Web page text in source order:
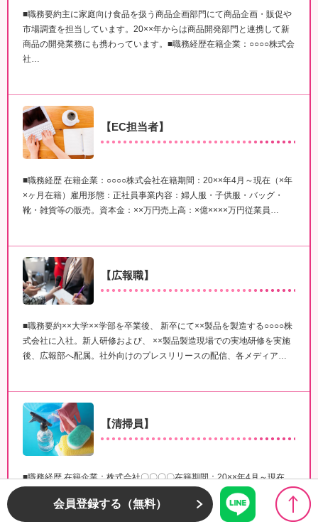
■職務要約主に家庭向け食品を扱う商品企画部門にて商品企画・販促や
市場調査を担当しています。20××年からは商品開発部門と連携して新
商品の開発業務にも携わっています。■職務経歴在籍企業：○○○○株式会
社…
【EC担当者】
■職務経歴 在籍企業：○○○○株式会社在籍期間：20××年4月～現在（×年
×ヶ月在籍）雇用形態：正社員事業内容：婦人服・子供服・バッグ・
靴・雑貨等の販売。資本金：××万円売上高：×億××××万円従業員…
【広報職】
■職務要約××大学××学部を卒業後、 新卒にて××製品を製造する○○○○株
式会社に入社。新人研修および、 ××製品製造現場での実地研修を実施
後、広報部へ配属。社外向けのプレスリリースの配信、各メディア…
【清掃員】
■職務経歴 在籍企業：株式会社〇〇〇〇在籍期間：20××年4月～現在
（×年×ヶ月在籍）雇用形態：契約社員事業内容：ビルメンテナンス業
務。資本金：×××万円売上高：××億××××万円従業員数： ×…
会員登録する（無料）